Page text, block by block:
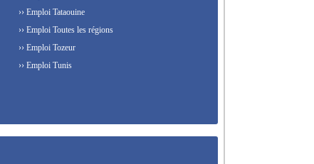
›› Emploi Tataouine
›› Emploi Toutes les régions
›› Emploi Tozeur
›› Emploi Tunis